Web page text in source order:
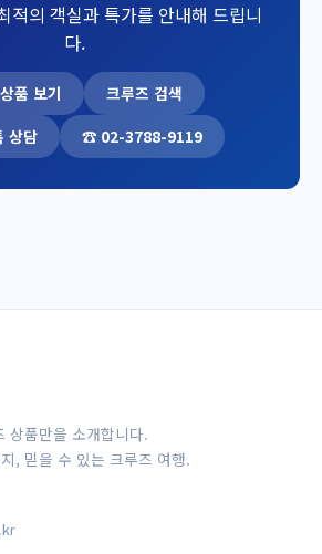
적의 객실과 특가를 안내해 드립니
다.
품 보기
크루즈 검색
상담
☎ 02-3788-9119
상품만을 소개합니다.
, 믿을 수 있는 크루즈 여행.